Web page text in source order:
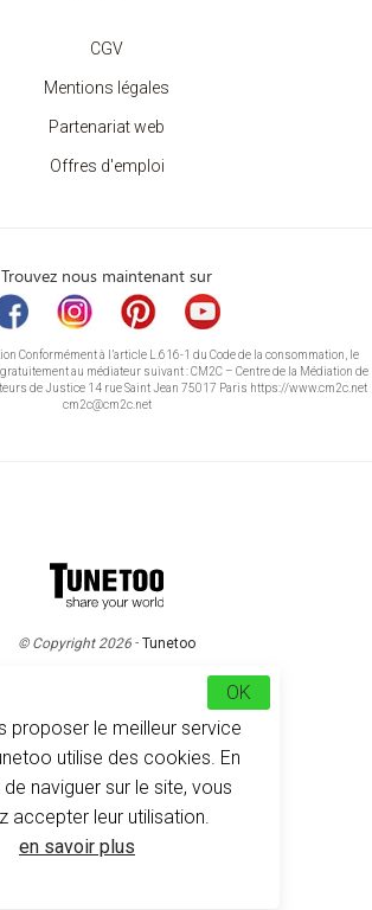
CGV
Mentions légales
Partenariat web
Offres d'emploi
Trouvez nous maintenant sur
Conformément à l’article L.616-1 du Code de la consommation, le
au médiateur suivant : CM2C – Centre de la Médiation de
de Justice 14 rue Saint Jean 75017 Paris https://www.cm2c.net
cm2c@cm2c.net
© Copyright 2026 - Tunetoo
proposer le meilleur service
utilise des cookies. En
naviguer sur le site, vous
accepter leur utilisation.
en savoir plus
OK